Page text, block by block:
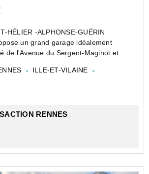
HÉLIER -ALPHONSE-GUÉRIN
un grand garage idéalement
de l'Avenue du Sergent-Maginot et du
d'une résidence bien entretenue
ILLE-ET-VILAINE
RENNES